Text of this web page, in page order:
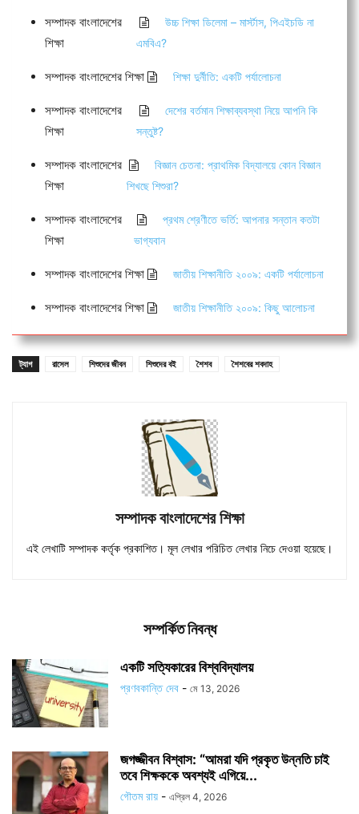
সম্পাদক বাংলাদেশের
শিক্ষা
উচ্চ শিক্ষা ডিলেমা – মার্স্টাস, পিএইচডি না
এমবিএ?
সম্পাদক বাংলাদেশের শিক্ষা শিক্ষা দুর্নীতি: একটি পর্যালোচনা
সম্পাদক বাংলাদেশের
শিক্ষা
দেশের বর্তমান শিক্ষাব্যবস্থা নিয়ে আপনি কি
সন্তুষ্ট?
সম্পাদক বাংলাদেশের
শিক্ষা
বিজ্ঞান চেতনা: প্রাথমিক বিদ্যালয়ে কোন বিজ্ঞান
শিখছে শিশুরা?
সম্পাদক বাংলাদেশের
শিক্ষা
প্রথম শ্রেণীতে ভর্তি: আপনার সন্তান কতটা
ভাগ্যবান
সম্পাদক বাংলাদেশের শিক্ষা জাতীয় শিক্ষানীতি ২০০৯: একটি পর্যালোচনা
সম্পাদক বাংলাদেশের শিক্ষা জাতীয় শিক্ষানীতি ২০০৯: কিছু আলোচনা
ট্যাগ রাসেল শিশুদের জীবন শিশুদের বই শৈশব শৈশবের শবদাহ
সম্পাদক বাংলাদেশের শিক্ষা
এই লেখাটি সম্পাদক কর্তৃক প্রকাশিত। মূল লেখার পরিচিত লেখার নিচে দেওয়া হয়েছে।
সম্পর্কিত নিবন্ধ
একটি সত্যিকারের বিশ্ববিদ্যালয়
প্রণবকান্তি দেব - মে 13, 2026
জগজ্জীবন বিশ্বাস: “আমরা যদি প্রকৃত উন্নতি চাই
তবে শিক্ষককে অবশ্যই এগিয়ে...
গৌতম রায় - এপ্রিল 4, 2026